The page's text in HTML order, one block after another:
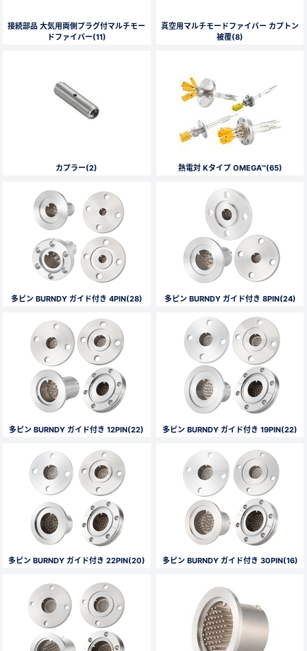
接続部品 大気用両側プラグ付マルチモー
ドファイバー(11)
真空用マルチモードファイバー カプトン
被覆(8)
カプラー(2) 熱電対 Kタイプ OMEGA™(65)
多ピン BURNDY ガイド付き 4PIN(28) 多ピン BURNDY ガイド付き 8PIN(24)
多ピン BURNDY ガイド付き 12PIN(22) 多ピン BURNDY ガイド付き 19PIN(22)
多ピン BURNDY ガイド付き 22PIN(20) 多ピン BURNDY ガイド付き 30PIN(16)